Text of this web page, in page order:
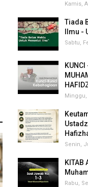
Kamis,
Tiada
Ilmu
Sabtu,
KUNCI
Minggu,
Senin,
KITAB
Rabu,